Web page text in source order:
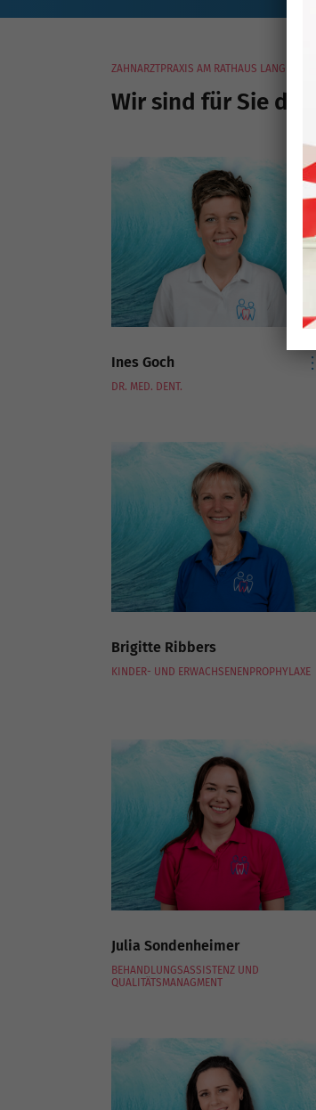
ZAHNARZTPRAXIS AM RATHAUS LANGENFELD
Wir sind für Sie da.
Ines Goch
DR. MED. DENT.
Brigitte Ribbers
KINDER- UND ERWACHSENENPROPHYLAXE
Julia Sondenheimer
BEHANDLUNGSASSISTENZ UND
QUALITÄTSMANAGMENT